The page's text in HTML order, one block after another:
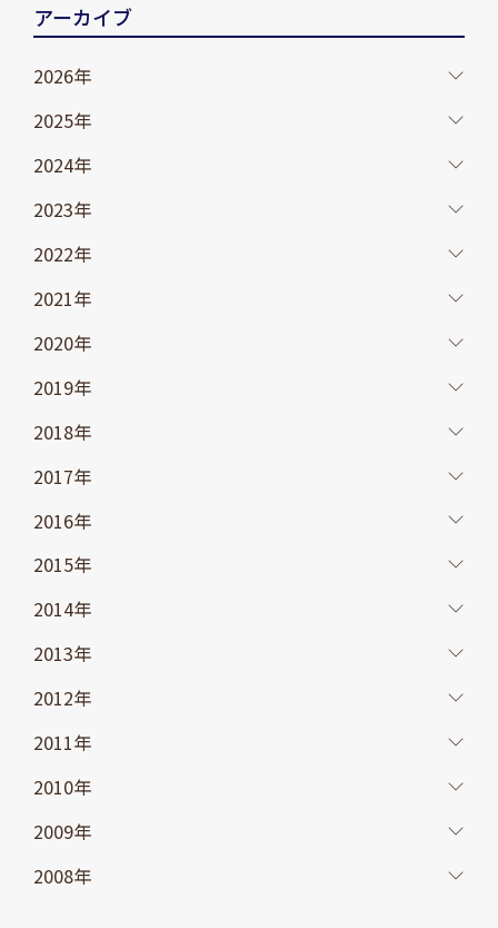
アーカイブ
2026年
2025年
2024年
2023年
2022年
2021年
2020年
2019年
2018年
2017年
2016年
2015年
2014年
2013年
2012年
2011年
2010年
2009年
2008年